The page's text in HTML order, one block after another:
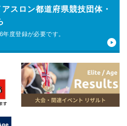
アスロン都道府県競技団体・
年度登録が必要です。